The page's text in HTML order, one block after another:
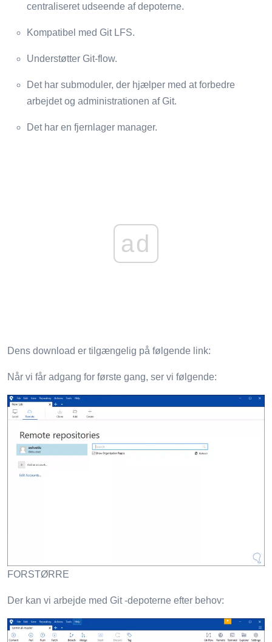
centraliseret udseende af depoterne.
Kompatibel med Git LFS.
Understøtter Git-flow.
Det har submoduler, der hjælper med at forbedre
arbejdet og administrationen af ​​Git.
Det har en fjernlager manager.
ad
Dens download er tilgængelig på følgende link:
Når vi får adgang for første gang, ser vi følgende:
FORSTØRRE
Der kan vi arbejde med Git -depoterne efter behov: